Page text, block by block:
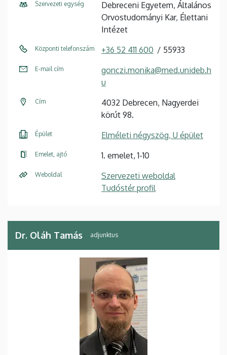
Szervezeti egység
Debreceni Egyetem, Általános
Orvostudományi Kar, Élettani
Intézet
Központi telefonszám +36 52 411 600 55933
E-mail cím
gonczi.monika@med.unideb.h
u
Cím
4032 Debrecen, Nagyerdei
körút 98.
Épület Elméleti négyszög, U épület
Emelet, ajtó 1. emelet, 1-10
Weboldal
Szervezeti weboldal
Tudóstér profil
Dr. Oláh Tamás adjunktus